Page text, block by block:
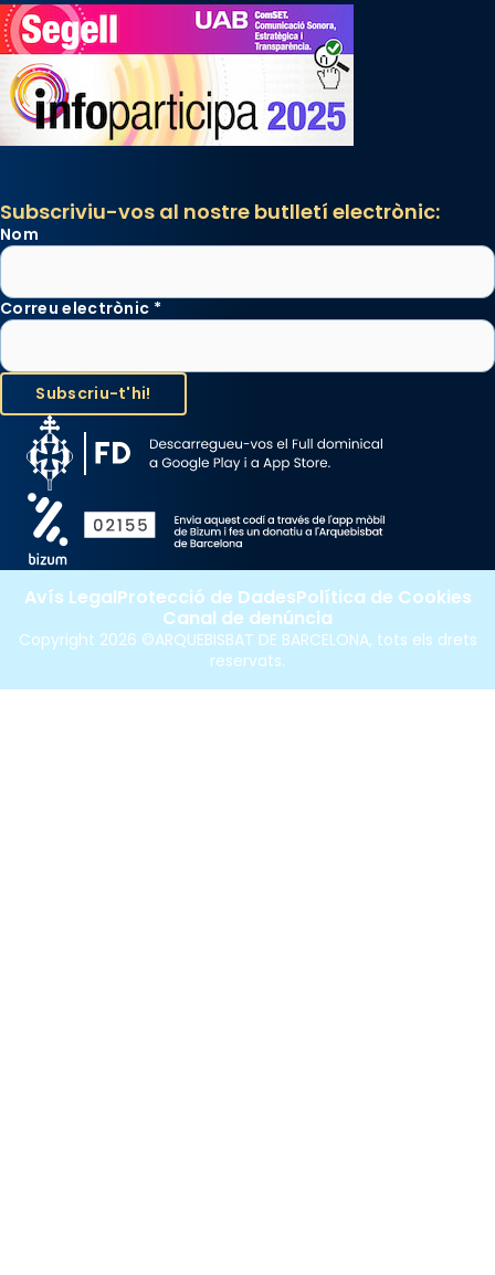
Subscriviu-vos al nostre butlletí electrònic:
Nom
Correu electrònic *
Copyright 2026 ©ARQUEBISBAT DE BARCELONA, tots els drets
reservats.
Avís LegalProtecció de DadesPolítica de Cookies
Canal de denúncia